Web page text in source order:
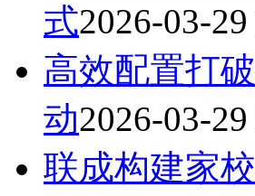
式2026-03-
高效配置打
动2026-03-
联成构建家